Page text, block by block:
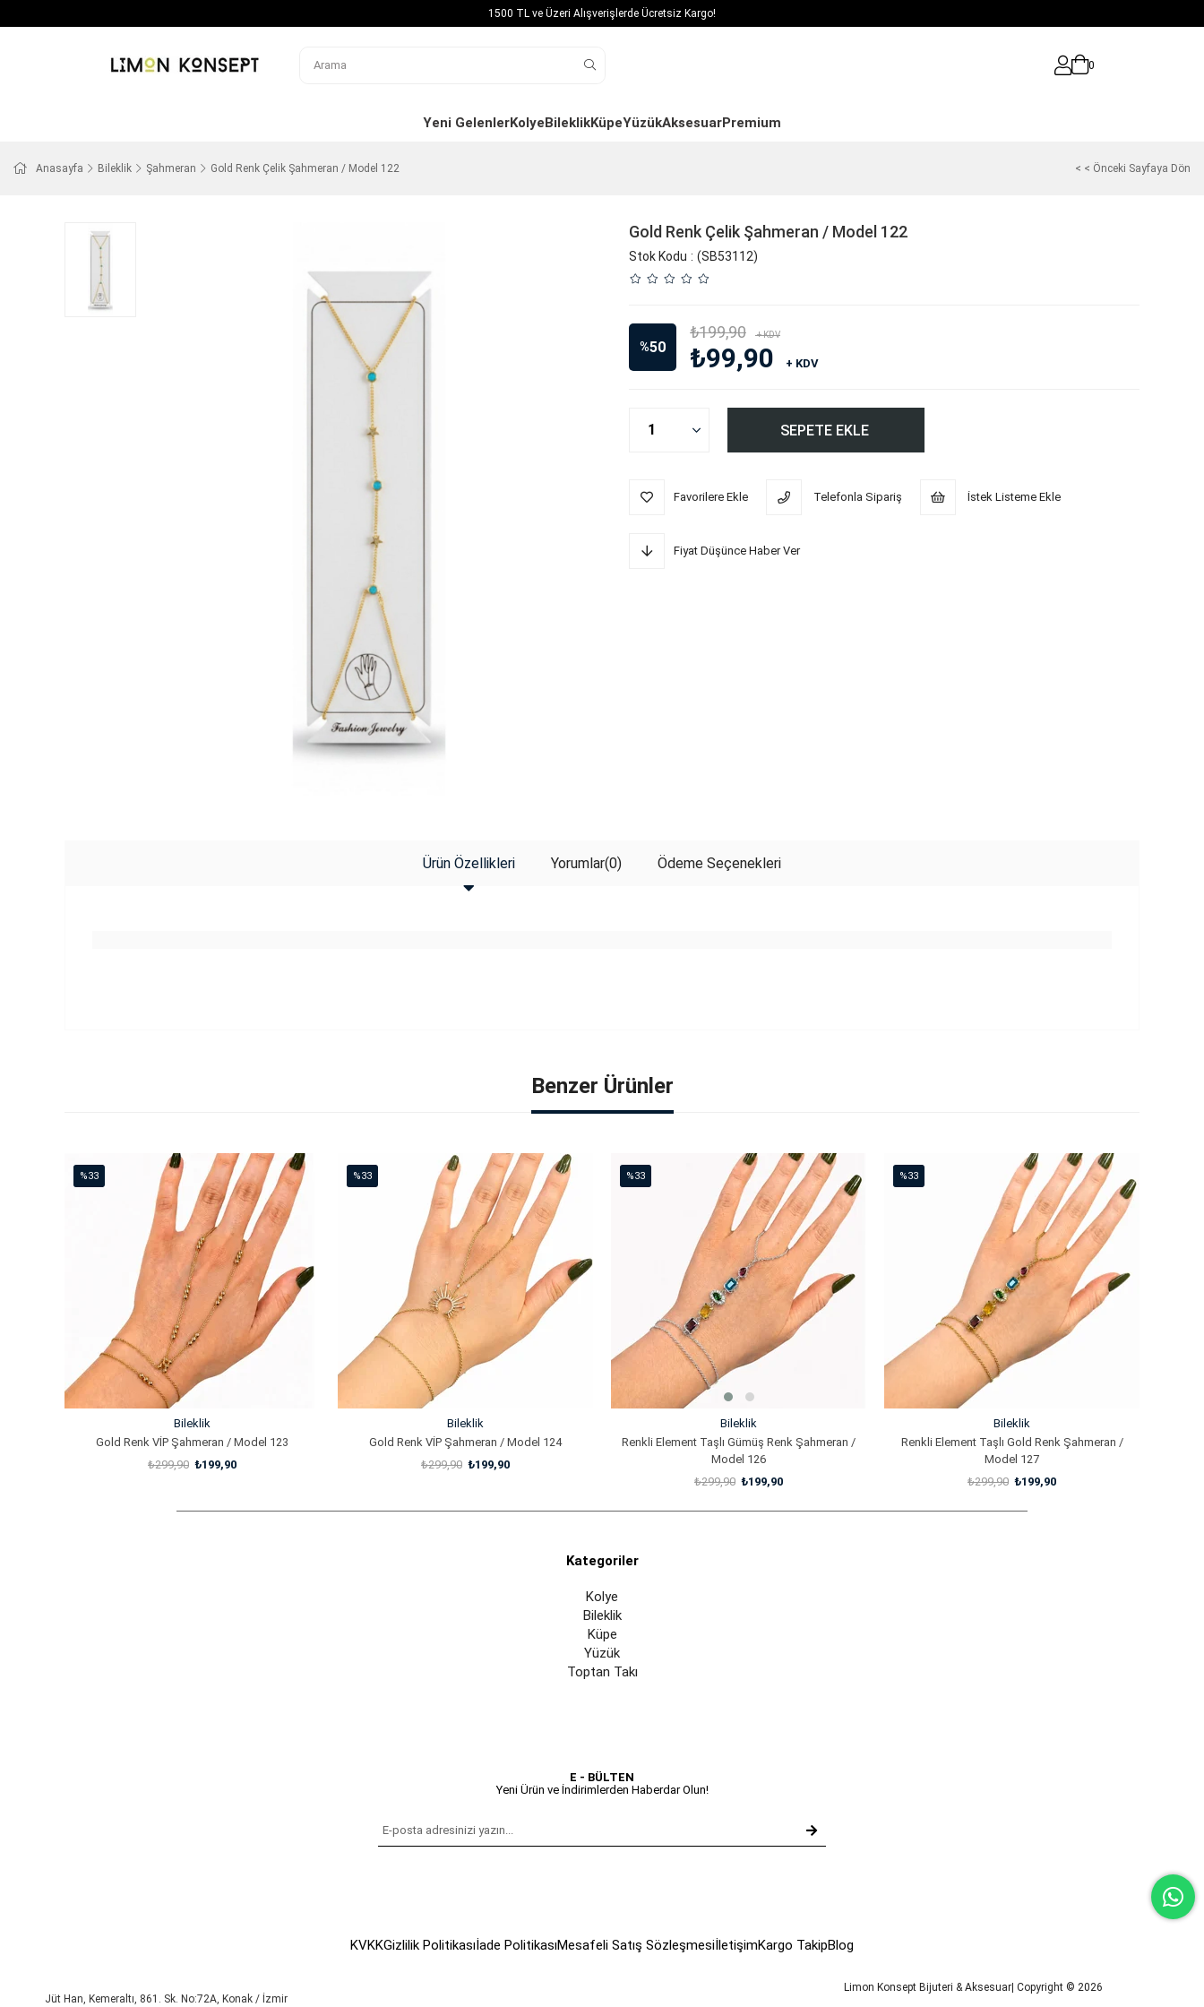
1500 TL ve Üzeri Alışverişlerde Ücretsiz Kargo!
0
Yeni GelenlerKolyeBileklikKüpeYüzükAksesuarPremium
Anasayfa Bileklik Şahmeran Gold Renk Çelik Şahmeran / Model 122 < < Önceki Sayfaya Dön
Gold Renk Çelik Şahmeran / Model 122
Stok Kodu (SB53112)
%50
₺199,90 + KDV
₺99,90 + KDV
Favorilere Ekle Telefonla Sipariş İstek Listeme Ekle
Fiyat Düşünce Haber Ver
Ürün Özellikleri Yorumlar(0) Ödeme Seçenekleri
Benzer Ürünler
%33
Bileklik
Gold Renk VİP Şahmeran / Model 123
₺199,90
₺299,90
%33
Bileklik
Gold Renk VİP Şahmeran / Model 124
₺199,90
₺299,90
%33
Bileklik
Renkli Element Taşlı Gümüş Renk Şahmeran /
Model 126
₺199,90
₺299,90
%33
Bileklik
Renkli Element Taşlı Gold Renk Şahmeran /
Model 127
₺199,90
₺299,90
Kategoriler
Kolye
Bileklik
Küpe
Yüzük
Toptan Takı
E - BÜLTEN
Yeni Ürün ve İndirimlerden Haberdar Olun!
KVKKGizlilik Politikasıİade PolitikasıMesafeli Satış SözleşmesiİletişimKargo TakipBlog
Jüt Han, Kemeraltı, 861. Sk. No:72A, Konak / İzmir
Limon Konsept Bijuteri & Aksesuar| Copyright © 2026